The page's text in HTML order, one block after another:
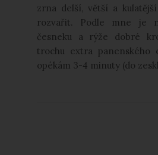
zrna delší, větší a
rozvařit. Podle mne je
česneku a rýže dobré
trochu extra panenského
opékám 3-4 minuty (do